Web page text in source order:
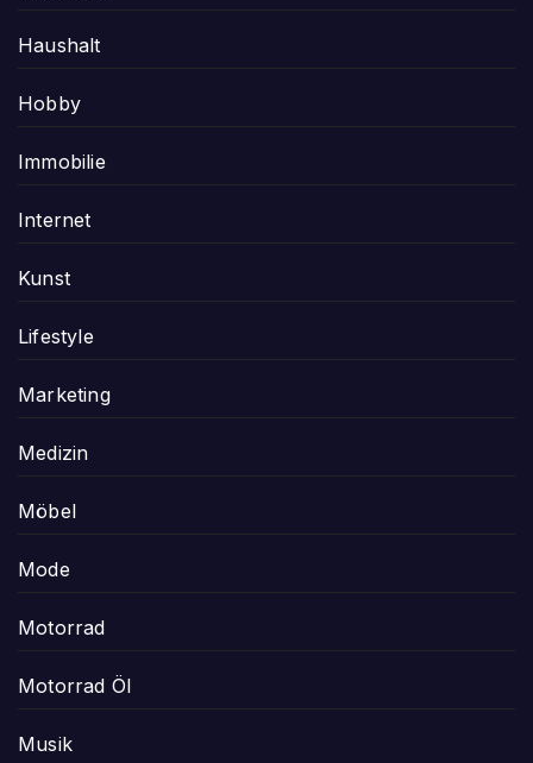
Haushalt
Hobby
Immobilie
Internet
Kunst
Lifestyle
Marketing
Medizin
Möbel
Mode
Motorrad
Motorrad Öl
Musik